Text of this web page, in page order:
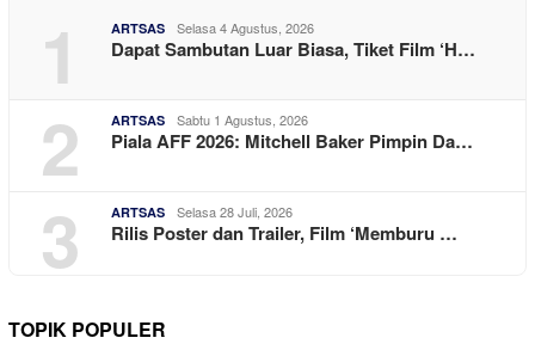
1 ARTSAS Selasa 4 Agustus, 2026
Dapat Sambutan Luar Biasa, Tiket Film ‘H…
2 ARTSAS Sabtu 1 Agustus, 2026
Piala AFF 2026: Mitchell Baker Pimpin Da…
3 ARTSAS Selasa 28 Juli, 2026
Rilis Poster dan Trailer, Film ‘Memburu …
TOPIK POPULER